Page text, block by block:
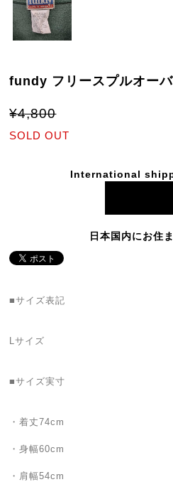
fundy フリースプルオー
¥4,800
SOLD OUT
International
日本国内にお住
■サイズ表記
Lサイズ
■サイズ実寸
・着丈74cm
・身幅60cm
・肩幅54cm